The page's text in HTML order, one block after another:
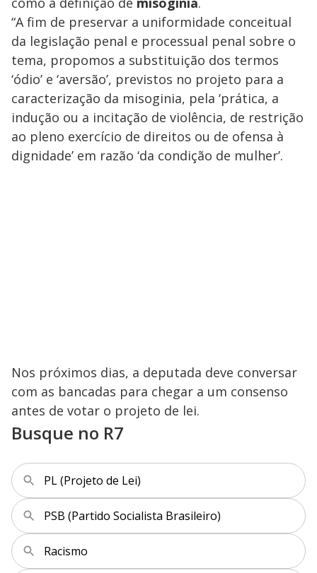
“A fim de preservar a uniformidade conceitual
da legislação penal e processual penal sobre o
tema, propomos a substituição dos termos
‘ódio’ e ‘aversão’, previstos no projeto para a
caracterização da misoginia, pela ‘prática, a
indução ou a incitação de violência, de restrição
ao pleno exercício de direitos ou de ofensa à
dignidade’ em razão ‘da condição de mulher’.
Nos próximos dias, a deputada deve conversar
com as bancadas para chegar a um consenso
antes de votar o projeto de lei.
Busque no R7
PL (Projeto de Lei)
PSB (Partido Socialista Brasileiro)
Racismo